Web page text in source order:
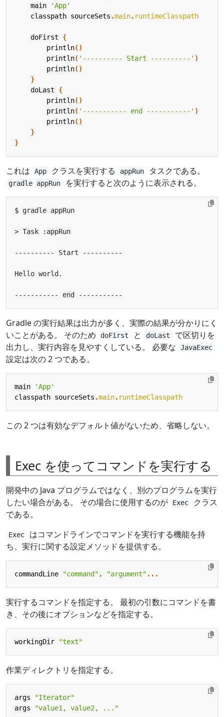
main
'App'
classpath sourceSets .main. runtimeClasspath
doFirst
{
println()
println( '---------- Start ----------' )
println()
}
doLast
{
println()
println( '----------- end -----------' )
println()
}
}
これは App クラスを実行する appRun タスクである。
gradle appRun を実行すると次のように表示される。
Gradle の実行結果は出力が多く、実際の結果が分かりにく
いことがある。 そのため
doFirst と doLast
で区切りを
出力し、実行内容を見やすくしている。 必要な
JavaExec
設定は次の 2 つである。
main
'App'
classpath sourceSets .main. runtimeClasspath
この 2 つは有効なデフォルト値がないため、省略しない。
Exec を使ってコマンドを実行する
開発中の Java プログラムではなく、別のプログラムを実行
したい場合がある。 その場合に使用するのが
Exec
クラス
である。
Exec
はコマンドラインでコマンドを実行する機能を持
ち、実行に関する設定メソッドを提供する。
commandLine "command" , "argument" ...
実行するコマンドを指定する。 最初の引数にコマンドを書
き、その後にオプションなどを指定する。
workingDir "text"
作業ディレクトリを指定する。
args
"Iterator"
args
"value1, value2, ..."